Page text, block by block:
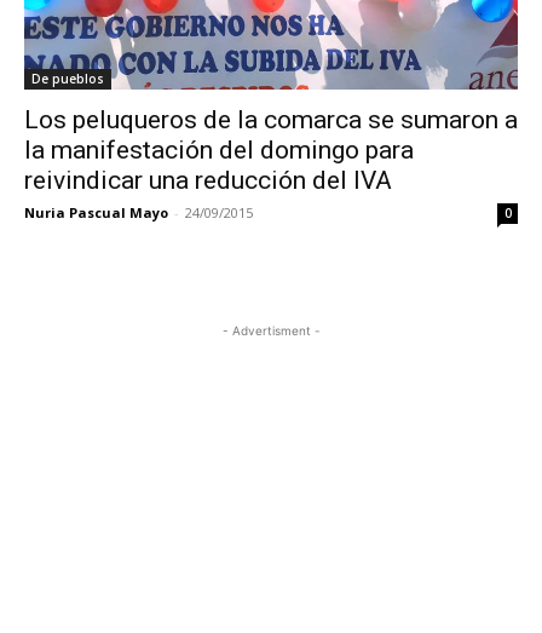
De pueblos
Los peluqueros de la comarca se sumaron a
la manifestación del domingo para
reivindicar una reducción del IVA
Nuria Pascual Mayo - 24/09/2015 0
- Advertisment -